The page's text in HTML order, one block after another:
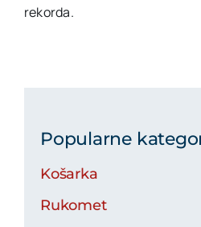
rekorda.
Popularne
Košarka
Rukomet